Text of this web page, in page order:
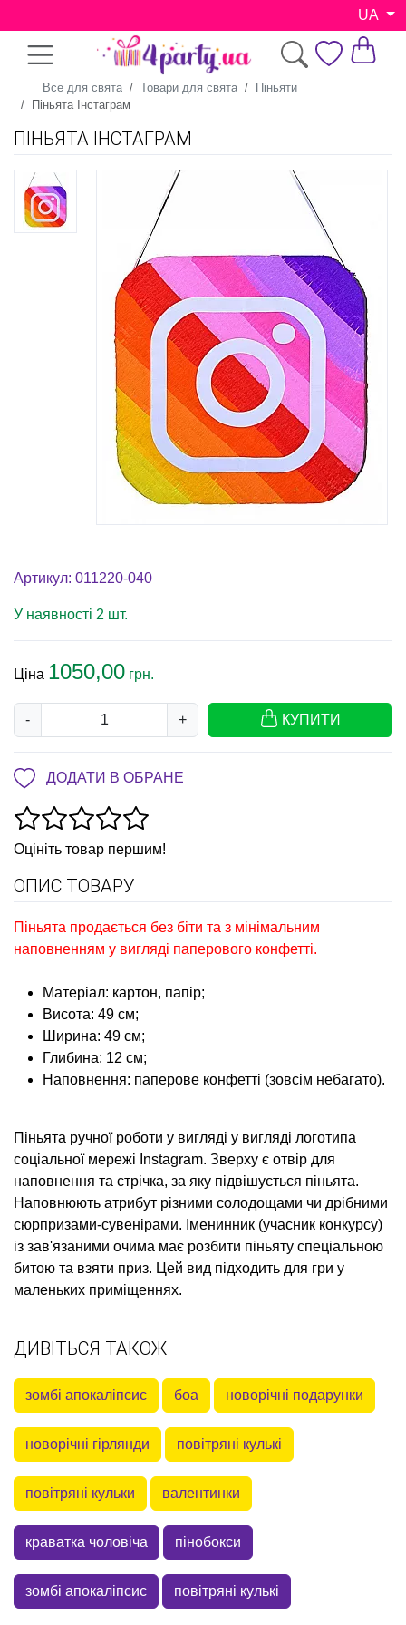
UA
Все для свята Товари для свята
Піньяти
Піньята Інстаграм
ПІНЬЯТА ІНСТАГРАМ
Артикул: 011220-040
У наявності 2 шт.
Ціна 1050,00 грн.
- + КУПИТИ
ДОДАТИ В ОБРАНЕ
Оцініть товар першим!
ОПИС ТОВАРУ
Піньята продається без біти та з мінімальним
наповненням у вигляді паперового конфетті.
Матеріал: картон, папір;
Висота: 49 см;
Ширина: 49 см;
Глибина: 12 см;
Наповнення: паперове конфетті (зовсім небагато).
Піньята ручної роботи у вигляді у вигляді логотипа
соціальної мережі Instagram. Зверху є отвір для
наповнення та стрічка, за яку підвішується піньята.
Наповнюють атрибут різними солодощами чи дрібними
сюрпризами-сувенірами. Іменинник (учасник конкурсу)
із зав'язаними очима має розбити піньяту спеціальною
битою та взяти приз. Цей вид підходить для гри у
маленьких приміщеннях.
ДИВІТЬСЯ ТАКОЖ
зомбі апокаліпсис боа новорічні подарунки
новорічні гірлянди повітряні кулькі
повітряні кульки валентинки
краватка чоловіча пінобокси
зомбі апокаліпсис повітряні кулькі